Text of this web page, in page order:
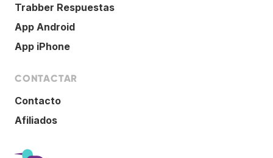
Trabber Respuestas
App Android
App iPhone
CONTACTAR
Contacto
Afiliados